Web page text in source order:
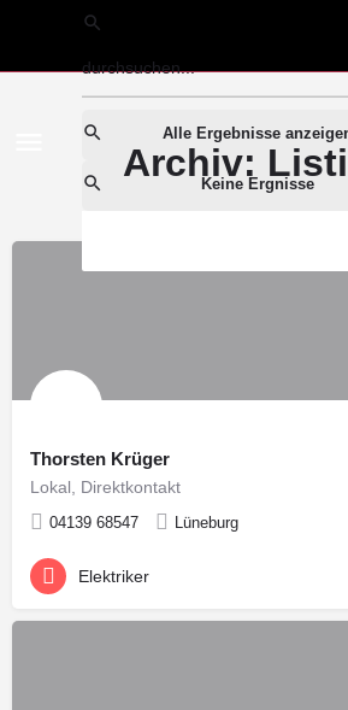
Alle Ergebnisse
Keine Ergnisse
Archiv:
Thorsten Krüger
Lokal, Direktkontakt
04139 68547 Lüneburg
Elektriker